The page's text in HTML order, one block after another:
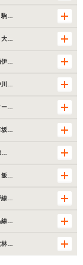
駒…
大…
伊…
川…
ー…
坂…
…
飯…
線…
線…
林…